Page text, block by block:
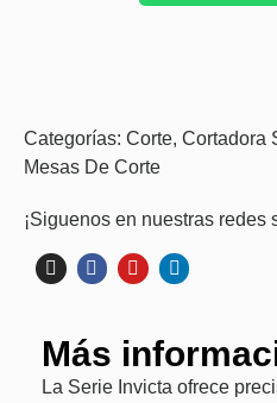
Categorías: Corte, Cortadora
Mesas De Corte
¡Siguenos en nuestras redes
Más
La Serie Invicta ofrece